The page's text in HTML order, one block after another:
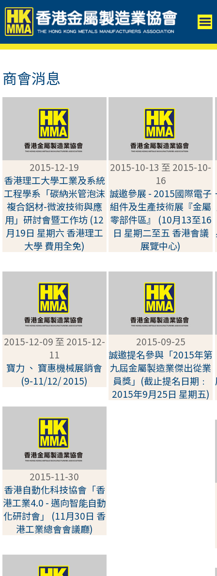
商會消息
2015-12-19
香港理工大學工業及系統
工程學系「碳納米管泡沫
複合鋁材-微波技術與應
用」研討會暨工作坊 (12
月19日 星期六 香港理工
大學 費用全免)
2015-12-09 至 2015-12-
11
寶力 、 寶惠機械展銷會
(9-11/12/ 2015)
2015-11-30
香港自動化科技協會「香
港工業4.0 - 邁向智能自動
化研討會」 (11月30日 香
港工業總會會議廳)
2015-10-13 至 2015-10-
16
誠邀參展 - 2015國際電子
組件及生產技術展『金屬
零部件區』 (10月13至16
日 星期二至五 香港會議
展覽中心)
2015-09-25
誠邀提名參與「2015年第
九屆金屬製造業傑出從業
員獎」(截止提名日期﹕
2015年9月25日 星期五)